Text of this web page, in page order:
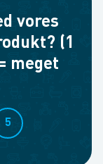
vores
(1
meget
5